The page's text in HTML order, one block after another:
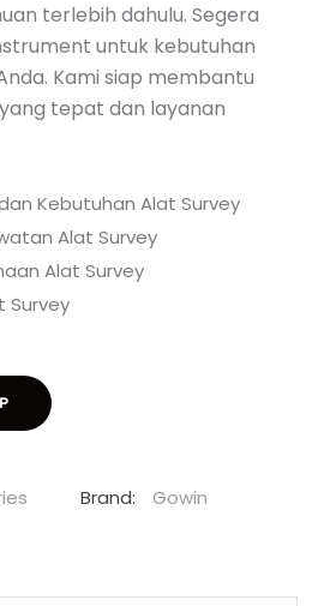
terlebih dahulu. Segera
untuk kebutuhan
Kami siap membantu
tepat dan layanan
Kebutuhan Alat Survey
Alat Survey
Alat Survey
Survey
Brand: Gowin